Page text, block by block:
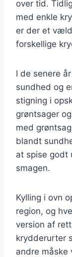
over tid.
med enkle
er der et
forskellige
I de senere
sundhed og
stigning i
grøntsager
med
blandt
at spise godt
smagen.
Kylling i ovn
region, og
version af
krydderurter
andre måske